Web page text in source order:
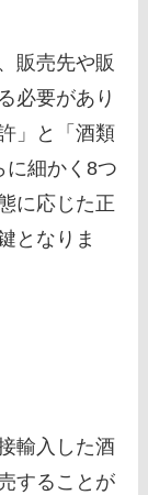
販売先や販
必要があり
」と「酒類
に細かく8つ
に応じた正
となりま
輸入した酒
することが